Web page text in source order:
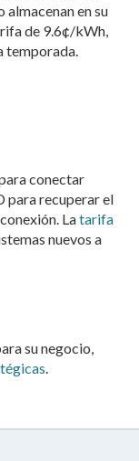
almacenan en su
de 9.6¢/kWh,
temporada.
conectar
para recuperar el
Latarifa
nuevos a
su negocio,
.